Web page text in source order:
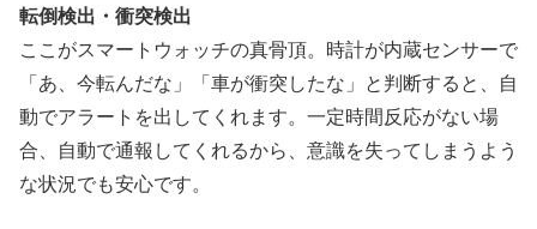
転倒検出・衝突検出
ここがスマートウォッチの真骨頂。時計が内蔵センサーで
「あ、今転んだな」「車が衝突したな」と判断すると、自
動でアラートを出してくれます。一定時間反応がない場
合、自動で通報してくれるから、意識を失ってしまうよう
な状況でも安心です。